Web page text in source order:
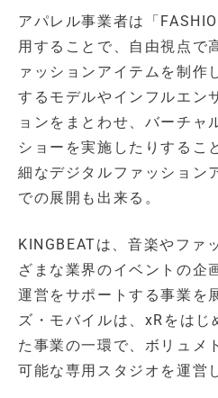
アパレル事業者は「
用することで、自由視点で
ァッションアイテムを制作
するモデルやインフルエン
ョンをまとわせ、バーチャ
ショーを実施したりするこ
細なデジタルファッション
での展開も出来る。
KINGBEATは、音楽やファ
ざまな業界のイベントの企
運営をサポートする事業を
ズ・モバイルは、xRをはじ
た事業の一環で、ボリュメ
可能な専用スタジオを運営